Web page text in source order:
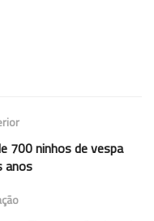
700 ninhos de vespa
anos